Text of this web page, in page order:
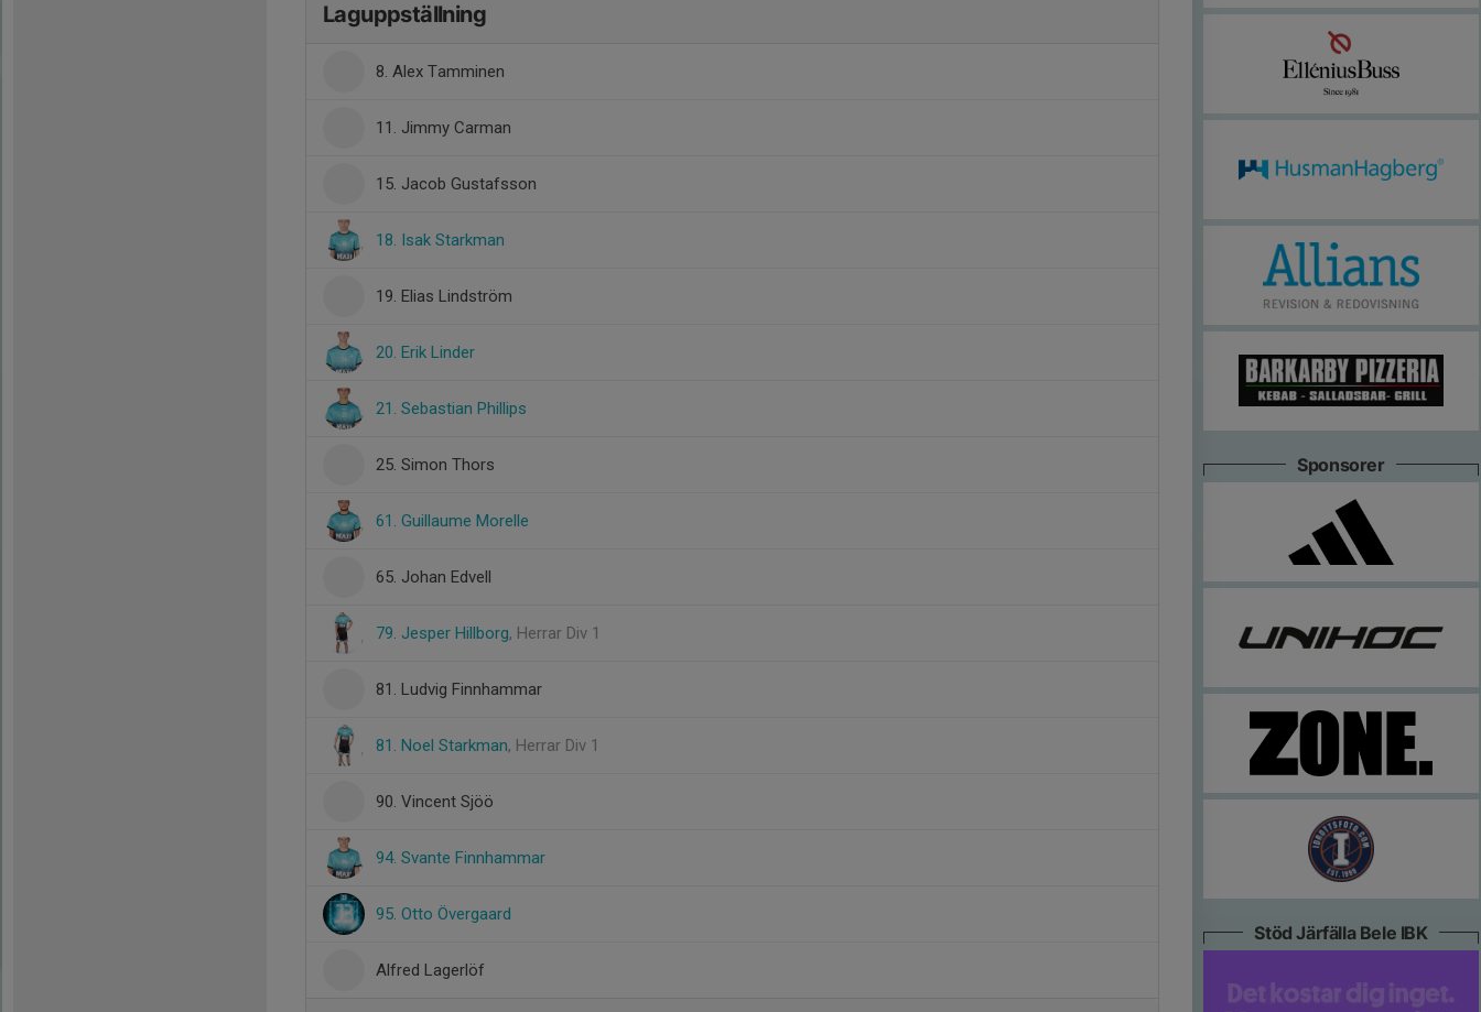
Laguppställning
8. Alex Tamminen
11. Jimmy Carman
15. Jacob Gustafsson
18. Isak Starkman
19. Elias Lindström
20. Erik Linder
21. Sebastian Phillips
25. Simon Thors
61. Guillaume Morelle
65. Johan Edvell
79. Jesper Hillborg, Herrar Div 1
81. Ludvig Finnhammar
81. Noel Starkman, Herrar Div 1
90. Vincent Sjöö
94. Svante Finnhammar
95. Otto Övergaard
Alfred Lagerlöf
Sponsorer
Stöd Järfälla Bele IBK